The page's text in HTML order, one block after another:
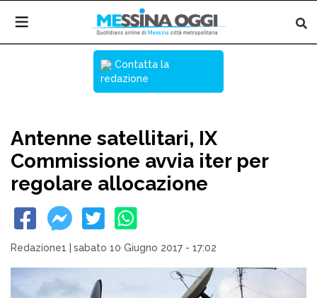
Contatta la
redazione
Antenne satellitari, IX
Commissione avvia iter per
regolare allocazione
Redazione1 sabato 10 Giugno 2017 - 17:02